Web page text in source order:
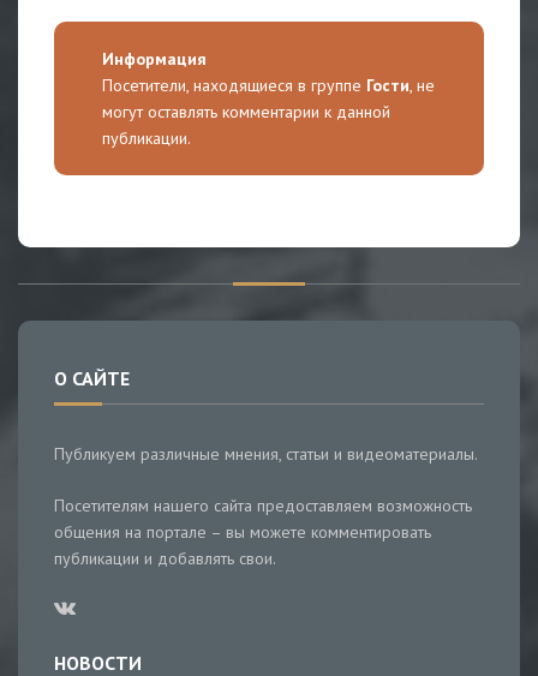
Информация
Посетители, находящиеся в группе Гости, не
могут оставлять комментарии к данной
публикации.
О САЙТЕ
Публикуем различные мнения, статьи и видеоматериалы.
Посетителям нашего сайта предоставляем возможность
общения на портале – вы можете комментировать
публикации и добавлять свои.
НОВОСТИ